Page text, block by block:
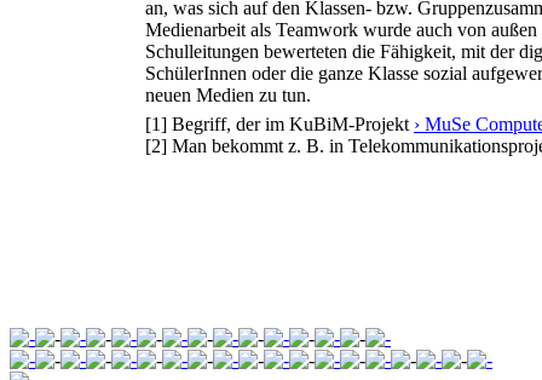
an, was sich auf den Klassen- bzw.
Medienarbeit als Teamwork wurde auch von
Schulleitungen bewerteten die Fähigkeit, mit der
SchülerInnen oder die ganze Klasse sozial
neuen Medien zu tun.
[1] Begriff, der im KuBiM-Projekt › MuSe
[2] Man bekommt z. B. in